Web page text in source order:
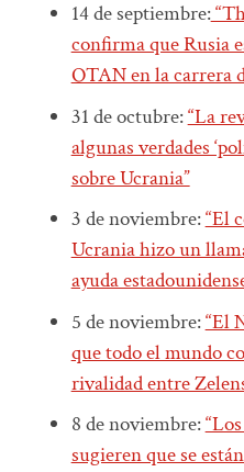
14 de septiembre:
confirma que Rusia
OTAN en la carrera
31 de octubre:“La
algunas verdades
sobre Ucrania”
3 de noviembre:“El
Ucrania hizo un
ayuda
5 de noviembre:“El
que todo el mundo
rivalidad entre
8 de noviembre:
sugieren que se